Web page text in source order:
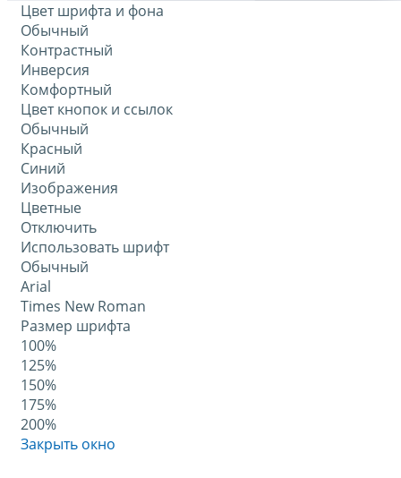
Цвет шрифта и фона
Обычный
Контрастный
Инверсия
Комфортный
Цвет кнопок и ссылок
Обычный
Красный
Синий
Изображения
Цветные
Отключить
Использовать шрифт
Обычный
Arial
Times New Roman
Размер шрифта
100%
125%
150%
175%
200%
Закрыть окно